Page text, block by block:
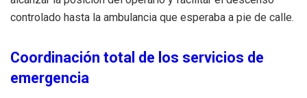
controlado hasta la ambulancia que esperaba a pie de calle.
Coordinación total de los servicios de
emergencia